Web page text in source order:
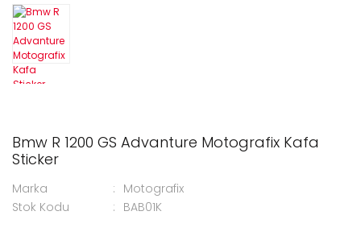
Bmw R 1200 GS Advanture Motografix Kafa
Sticker
Marka
Motografix
Stok Kodu
BAB01K